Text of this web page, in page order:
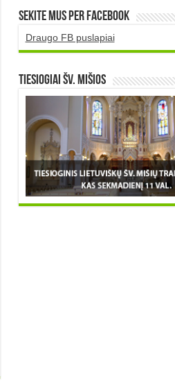
Sekite mus per Facebook
Draugo FB puslapiai
TIESIOGIAI šv. MIŠIOS